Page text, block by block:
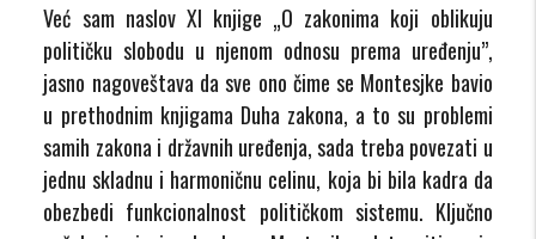
Već sam naslov XI knjige „O zakonima koji oblikuju
političku slobodu u njenom odnosu prema uređenju”,
jasno nagoveštava da sve ono čime se Montesjke bavio
u prethodnim knjigama Duha zakona, a to su problemi
samih zakona i državnih uređenja, sada treba povezati u
jednu skladnu i harmoničnu celinu, koja bi bila kadra da
obezbedi funkcionalnost političkom sistemu. Ključno